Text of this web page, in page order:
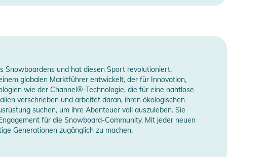
Snowboardens und hat diesen Sport revolutioniert.
globalen Marktführer entwickelt, der für Innovation,
wie der Channel®-Technologie, die für eine nahtlose
verschrieben und arbeitet daran, ihren ökologischen
suchen, um ihre Abenteuer voll auszuleben. Sie
für die Snowboard-Community. Mit jeder neuen
Generationen zugänglich zu machen.